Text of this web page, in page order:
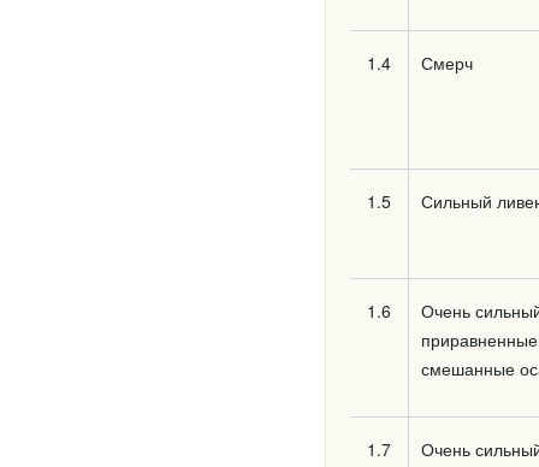
1.4 Смерч
1.5 Сильный
1.6
Очень
смешанные
1.7 Очень